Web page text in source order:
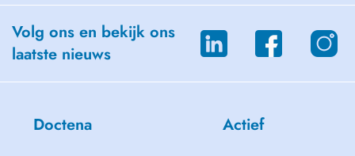
Volg ons en bekijk ons
laatste nieuws
Doctena Actief